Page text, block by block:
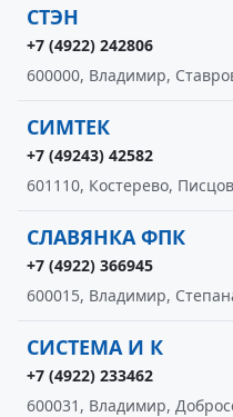
СТЭН
+7 (4922) 242806
600000, Владимир,
СИМТЕК
+7 (49243) 42582
601110, Костерево,
СЛАВЯНКА ФПК
+7 (4922) 366945
600015, Владимир,
СИСТЕМА И К
+7 (4922) 233462
600031, Владимир,